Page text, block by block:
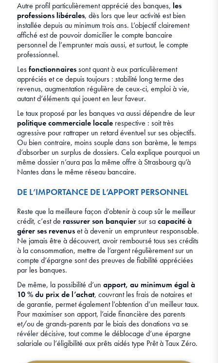
Autre profil particulièrement apprécié des banques, les
professions libérales, dès lors que leur activité est bien
installée depuis au minimum trois ans. L’objectif clairement
affiché est de pouvoir domicilier le compte bancaire
personnel de l’emprunter mais aussi, et surtout, le compte
professionnel.
Lesfonctionnairessont quant à eux particulièrement
appréciés et ce depuis toujours : stabilité long terme des
revenus, augmentation régulière de ceux-ci, emploi à vie,
autant d’éléments qui jouent en leur faveur.
Le taux proposé par les banques va aussi dépendre de leur
politique commerciale locale respective : soit très
agressive pour rattraper un retard éventuel sur ses objectifs.
Ou bien contraire, moins souple dans son barème, le temps
d’absorber un surplus de dossiers. Cela explique pourquoi un
même dossier n’aura pas la même offre à Strasbourg qu’à
Nantes dans le même réseau bancaire.
DE L’IMPORTANCE DE L’APPORT PERSONNEL
Reste que la meilleure façon d’obtenir à coup sûr le meilleur
crédit, c’est de rassurer son banquiersur sacapacité à
gérer ses revenuset à devenir un emprunteur responsable.
Ne jamais être à découvert, avoir remboursé tous ses crédits
à la consommation, mettre de l’argent régulièrement sur un
compte d’épargne sont des preuves de fiabilité appréciées
par les banques.
De même, la possibilité d’un apport, au minimum égal à
10 % du prix de l’achat, couvrant les frais de notaires et
de garantie, permet également l’obtention d’un meilleur taux.
Pour maximiser son apport, l’aide financière des parents
et/ou de grands-parents par le biais des donations va se
révéler décisive, tout comme le déblocage d’une épargne
salariale ou l’éligibilité aux prêts aidés type Prêt à Taux Zéro.